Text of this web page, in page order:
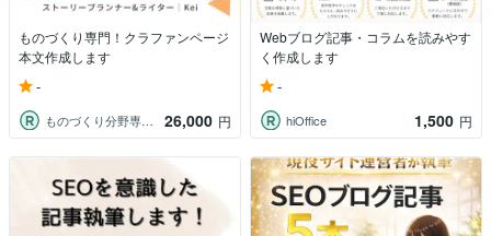
ものづくり専門！クラファンページ
本文作成します
-
ものづくり分野専門Webライター｜Kei 26,000 円
Webブログ記事・コラムを読みやす
く作成します
-
hiOffice 1,500 円